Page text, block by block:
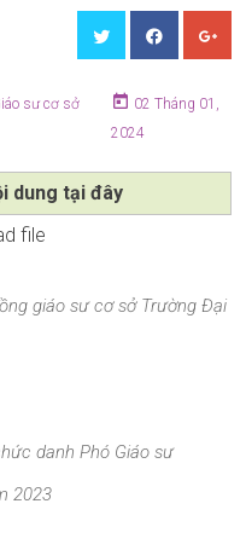
sư cơ sở
02 Tháng 01,
2024
dung tại đây
file
giáo sư cơ sở Trường Đại
danh Phó Giáo sư
2023